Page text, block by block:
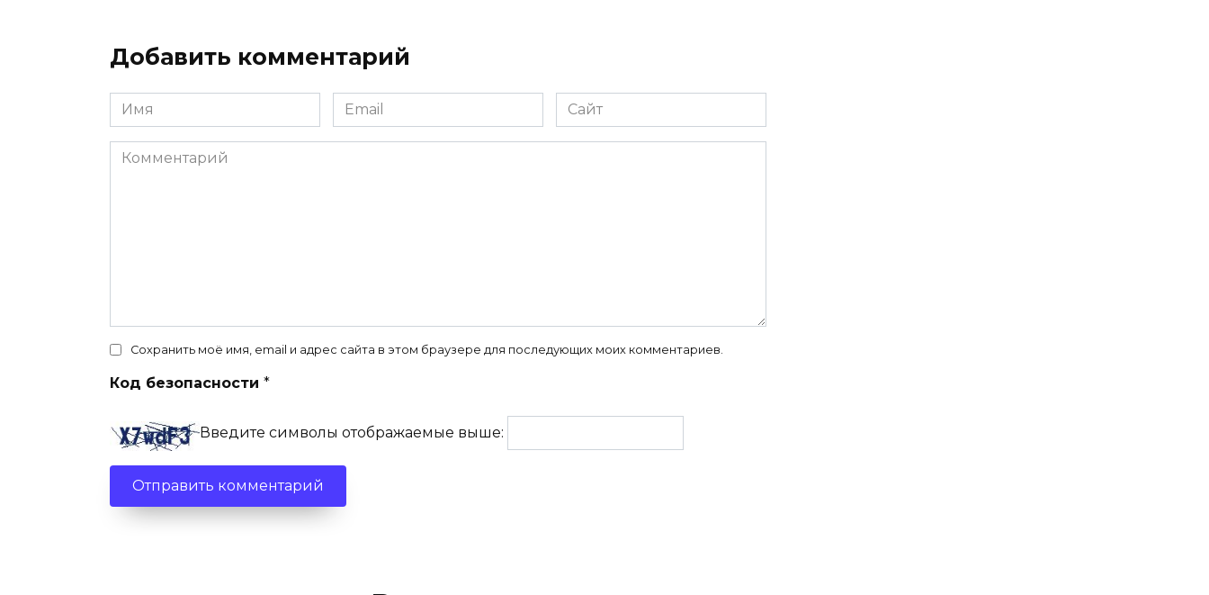
Добавить комментарий
Имя
*
Email
*
Сайт
Комментарий
Сохранить моё имя, email и адрес сайта в этом браузере для последующих моих комментариев.
Код безопасности *
Введите символы отображаемые выше: